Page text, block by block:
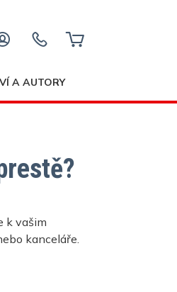
A AUTORY
k vašim
kanceláře.